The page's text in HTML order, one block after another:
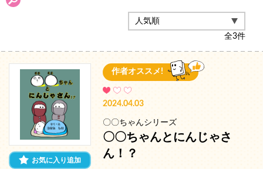
全3件
お気に入り追加
作者オススメ!
2024.04.03
〇〇ちゃんシリーズ
〇〇ちゃんとにんじゃさ
ん！？